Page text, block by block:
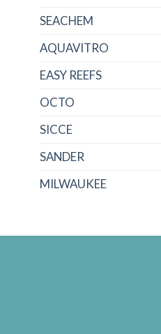
SEACHEM
AQUAVITRO
EASY REEFS
OCTO
SICCE
SANDER
MILWAUKEE